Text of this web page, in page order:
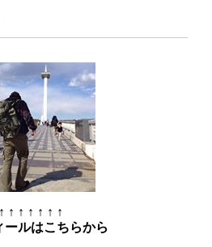
↑ ↑ ↑ ↑ ↑ ↑ ↑
ールはこちらから